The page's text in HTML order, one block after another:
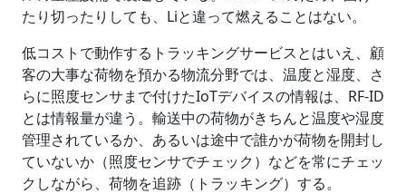
たり切ったりしても、Liと違って燃えることはない。
低コストで動作するトラッキングサービスとはいえ、顧
客の大事な荷物を預かる物流分野では、温度と湿度、さ
らに照度センサまで付けたIoTデバイスの情報は、RF-ID
とは情報量が違う。輸送中の荷物がきちんと温度や湿度
管理されているか、あるいは途中で誰かが荷物を開封し
ていないか（照度センサでチェック）などを常にチェッ
クしながら、荷物を追跡（トラッキング）する。